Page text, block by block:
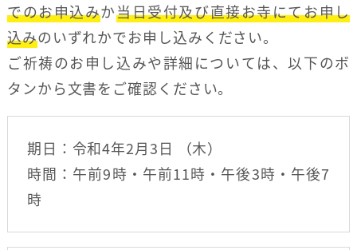
でのお申込みか当日受付及び直接お寺にてお申し
込みのいずれかでお申し込みください。
ご祈祷のお申し込みや詳細については、以下のボ
タンから文書をご確認ください。
期日：令和4年2月3日 （木）
時間：午前9時・午前11時・午後3時・午後7
時